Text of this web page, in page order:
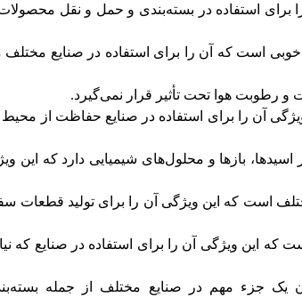
برای استفاده در بسته‌بندی و حمل و نقل
است که آن را برای استفاده در صنایع مختلف
و رطوبت هوا تحت تأثیر قرار نمی‌گیرد.
آن را برای استفاده در صنایع حفاظت از
بازها و محلول‌های شیمیایی دارد که این
است که این ویژگی آن را برای تولید قطعات
که این ویژگی آن را برای استفاده در صنایع که
یک جزء مهم در صنایع مختلف از جمله